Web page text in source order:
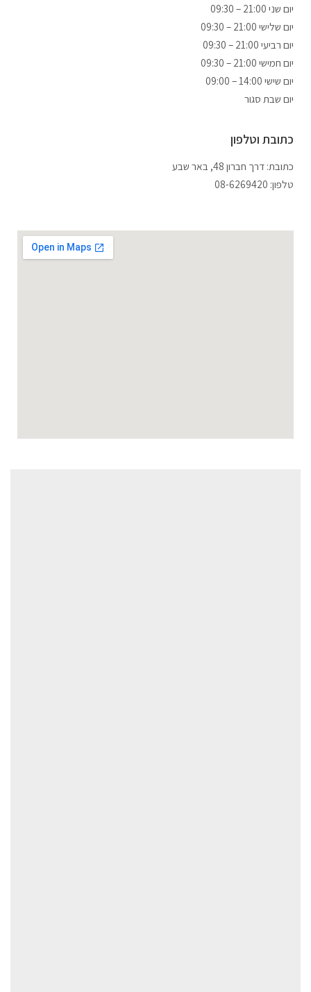
09:30 – 21:00 יום שני
09:30 – 21:00 יום שלישי
09:30 – 21:00 יום רביעי
09:30 – 21:00 יום חמישי
יום שישי 14:00 – 09:00
יום שבת סגור
כתובת וטלפון
כתובת: דרך חברון 48, באר שבע
טלפון: 08-6269420